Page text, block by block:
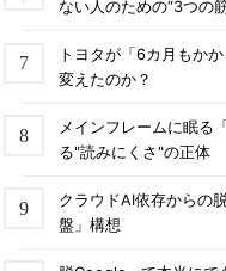
ない人のための“3つの
トヨタが「6カ月もか
変えたのか？
メインフレームに眠る
る"読みにくさ"の正体
クラウドAI依存からの
盤」構想